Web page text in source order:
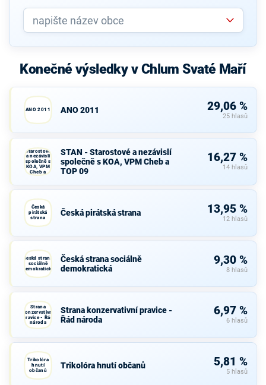
Konečné výsledky v Chlum Svaté Maří
ANO 2011 ANO 2011 29,06 %
25 hlasů
Starostové
a nezávislí
společně s
KOA, VPM
Cheb a
TOP 09
STAN - Starostové a nezávislí
společně s KOA, VPM Cheb a
TOP 09
16,27 %
14 hlasů
Česká
pirátská
strana
Česká pirátská strana 13,95 %
12 hlasů
Česká strana
sociálně
demokratická
Česká strana sociálně
demokratická
9,30 %
8 hlasů
Strana
konzervativní
pravice - Řád
národa
Strana konzervativní pravice -
Řád národa
6,97 %
6 hlasů
Trikolóra
hnutí
občanů
Trikolóra hnutí občanů 5,81 %
5 hlasů